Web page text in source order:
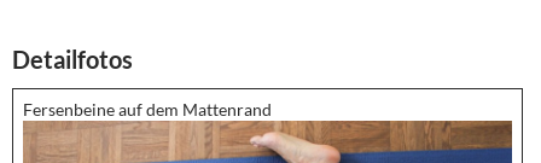
Detailfotos
Fersenbeine auf dem Mattenrand